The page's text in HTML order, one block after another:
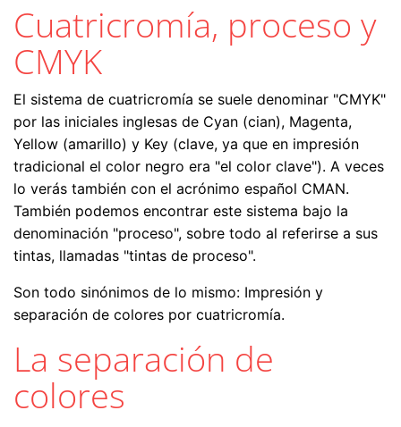
Cuatricromía, proceso y
CMYK
El sistema de cuatricromía se suele denominar "CMYK"
por las iniciales inglesas de Cyan (cian), Magenta,
Yellow (amarillo) y Key (clave, ya que en impresión
tradicional el color negro era "el color clave"). A veces
lo verás también con el acrónimo español CMAN.
También podemos encontrar este sistema bajo la
denominación "proceso", sobre todo al referirse a sus
tintas, llamadas "tintas de proceso".
Son todo sinónimos de lo mismo: Impresión y
separación de colores por cuatricromía.
La separación de
colores